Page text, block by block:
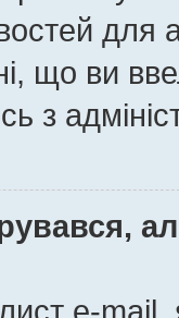
для
що ви
з